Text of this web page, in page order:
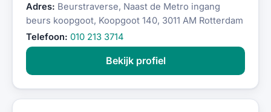
Adres: Beurstraverse, Naast de Metro ingang
beurs koopgoot, Koopgoot 140, 3011 AM Rotterdam
Telefoon: 010 213 3714
Bekijk profiel